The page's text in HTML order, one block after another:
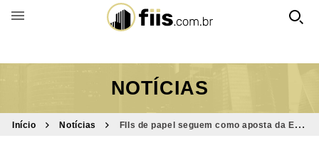
BUSCAR POR FUNDO
NOTÍCIAS
Início Notícias
FIIs de papel seguem como aposta da EQI;